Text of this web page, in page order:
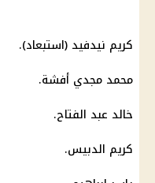
كريم نيدفيد (استبعاد).
محمد مجدي أفشة.
خالد عبد الفتاح.
كريم الدبيس.